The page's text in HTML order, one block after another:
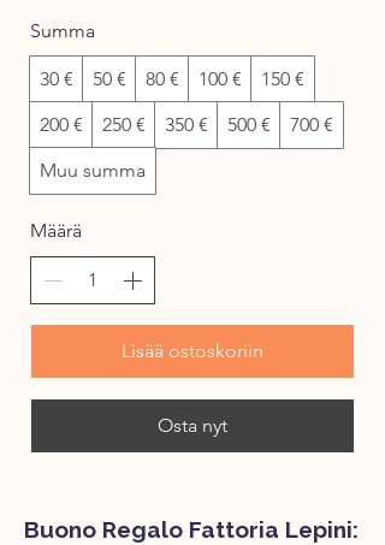
Summa
30 € 50 € 80 € 100 €
150 €
200 €
250 € 350 € 500 €
700 €
Muu summa
Määrä
Lisää ostoskoriin
Osta nyt
Buono Regalo Fattoria Lepini: